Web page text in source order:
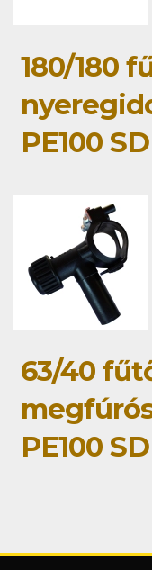
180/180
PE100
63/40
PE100